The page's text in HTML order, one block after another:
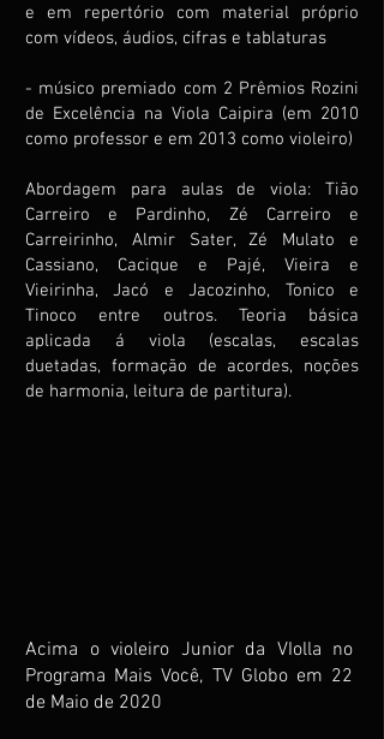
e em repertório com material próprio
com vídeos, áudios, cifras e tablaturas
- músico premiado com 2 Prêmios Rozini
de Excelência na Viola Caipira (em 2010
como professor e em 2013 como violeiro)
Abordagem para aulas de viola: Tião
Carreiro e Pardinho, Zé Carreiro e
Carreirinho, Almir Sater, Zé Mulato e
Cassiano, Cacique e Pajé, Vieira e
Vieirinha, Jacó e Jacozinho, Tonico e
Tinoco entre outros. Teoria básica
aplicada á viola (escalas, escalas
duetadas, formação de acordes, noções
de harmonia, leitura de partitura).
Acima o violeiro Junior da VIolla no
Programa Mais Você, TV Globo em 22
de Maio de 2020